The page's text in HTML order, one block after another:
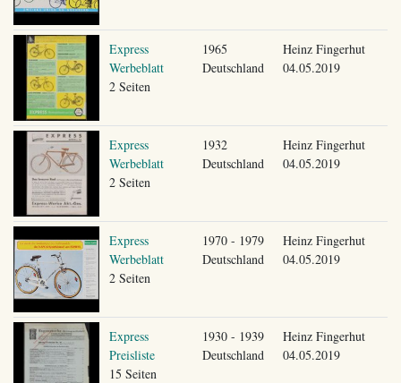
Express
Werbeblatt
2 Seiten
1965
Deutschland
Heinz Fingerhut
04.05.2019
Express
Werbeblatt
2 Seiten
1932
Deutschland
Heinz Fingerhut
04.05.2019
Express
Werbeblatt
2 Seiten
1970 - 1979
Deutschland
Heinz Fingerhut
04.05.2019
Express
Preisliste
15 Seiten
1930 - 1939
Deutschland
Heinz Fingerhut
04.05.2019